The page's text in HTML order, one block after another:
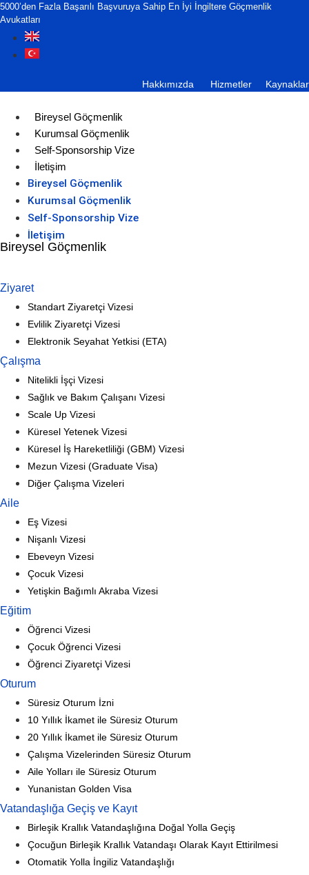
5000’den Fazla Başarılı Başvuruya Sahip En İyi İngiltere Göçmenlik
Avukatları
Hakkımızda Hizmetler Kaynaklar
Bireysel Göçmenlik
Kurumsal Göçmenlik
Self-Sponsorship Vize
İletişim
Bireysel Göçmenlik
Kurumsal Göçmenlik
Self-Sponsorship Vize
İletişim
Bireysel Göçmenlik
Ziyaret
Standart Ziyaretçi Vizesi
Evlilik Ziyaretçi Vizesi
Elektronik Seyahat Yetkisi (ETA)
Çalışma
Nitelikli İşçi Vizesi
Sağlık ve Bakım Çalışanı Vizesi
Scale Up Vizesi
Küresel Yetenek Vizesi
Küresel İş Hareketliliği (GBM) Vizesi
Mezun Vizesi (Graduate Visa)
Diğer Çalışma Vizeleri
Aile
Eş Vizesi
Nişanlı Vizesi
Ebeveyn Vizesi
Çocuk Vizesi
Yetişkin Bağımlı Akraba Vizesi
Eğitim
Öğrenci Vizesi
Çocuk Öğrenci Vizesi
Öğrenci Ziyaretçi Vizesi
Oturum
Süresiz Oturum İzni
10 Yıllık İkamet ile Süresiz Oturum
20 Yıllık İkamet ile Süresiz Oturum
Çalışma Vizelerinden Süresiz Oturum
Aile Yolları ile Süresiz Oturum
Yunanistan Golden Visa
Vatandaşlığa Geçiş ve Kayıt
Birleşik Krallık Vatandaşlığına Doğal Yolla Geçiş
Çocuğun Birleşik Krallık Vatandaşı Olarak Kayıt Ettirilmesi
Otomatik Yolla İngiliz Vatandaşlığı